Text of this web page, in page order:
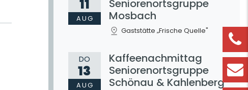
11
AUG
Seniorenortsgruppe
Mosbach
Gaststätte „Frische Quelle"
DO
13
AUG
Kaffeenachmittag
Seniorenortsgruppe
Schönau & Kahlenberg